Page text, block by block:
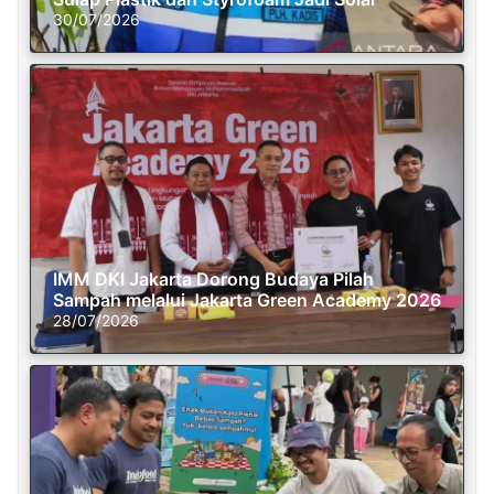
30/07/2026
IMM DKI Jakarta Dorong Budaya Pilah
Sampah melalui Jakarta Green Academy 2026
28/07/2026